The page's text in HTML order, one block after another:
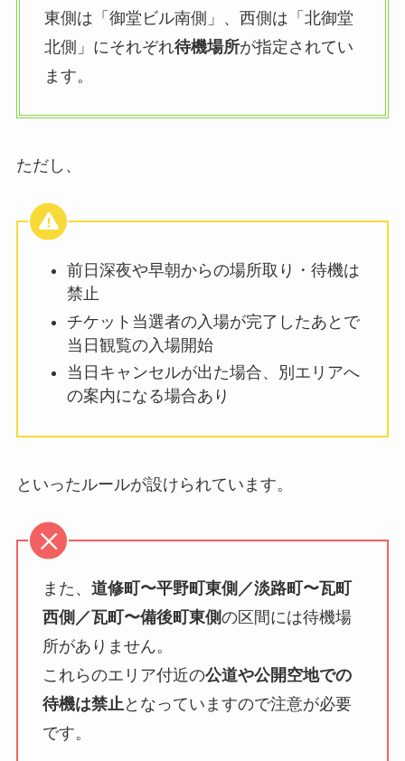
東側は「御堂ビル南側」、西側は「北御堂
北側」にそれぞれ待機場所が指定されてい
ます。
ただし、
前日深夜や早朝からの場所取り・待機は
禁止
チケット当選者の入場が完了したあとで
当日観覧の入場開始
当日キャンセルが出た場合、別エリアへ
の案内になる場合あり
といったルールが設けられています。
また、 道修町〜平野町東側／淡路町〜瓦町
西側／瓦町〜備後町東側の区間には待機場
所がありません。
これらのエリア付近の公道や公開空地での
待機は禁止 となっていますので注意が必要
です。